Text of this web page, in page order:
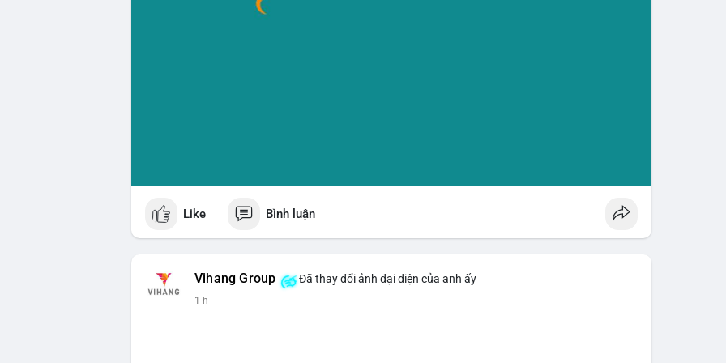
Like Bình luận
Vihang Group Đã thay đổi ảnh đại diện của anh ấy
1 h